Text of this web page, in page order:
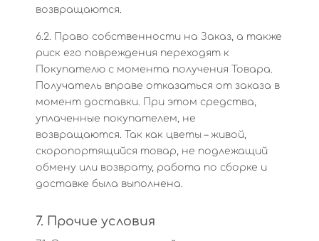
возвращаются.
6.2. Право собственности на Заказ, а также
риск его повреждения переходят к
Покупателю с момента получения Товара.
Получатель вправе отказаться от заказа в
момент доставки. При этом средства,
уплаченные покупателем, не
возвращаются. Так как цветы – живой,
скоропортящийся товар, не подлежащий
обмену или возврату, работа по сборке и
доставке была выполнена.
7. Прочие условия